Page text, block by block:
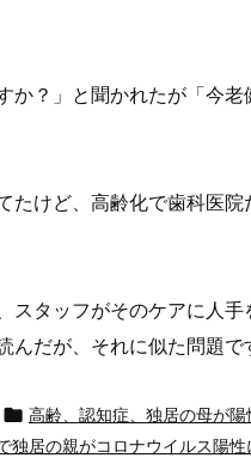
か？」と聞かれたが「今老
たけど、高齢化で歯科医院
スタッフがそのケアに人
んだが、それに似た問題で
 高齢、認知症、独居の母が
独居の親がコロナウイルス陽